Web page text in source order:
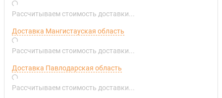
Рассчитываем стоимость доставки...
Доставка Мангистауская область
Рассчитываем стоимость доставки...
Доставка Павлодарская область
Рассчитываем стоимость доставки...